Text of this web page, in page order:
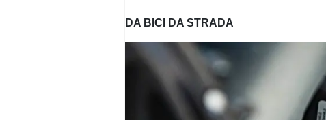
DA BICI DA STRADA